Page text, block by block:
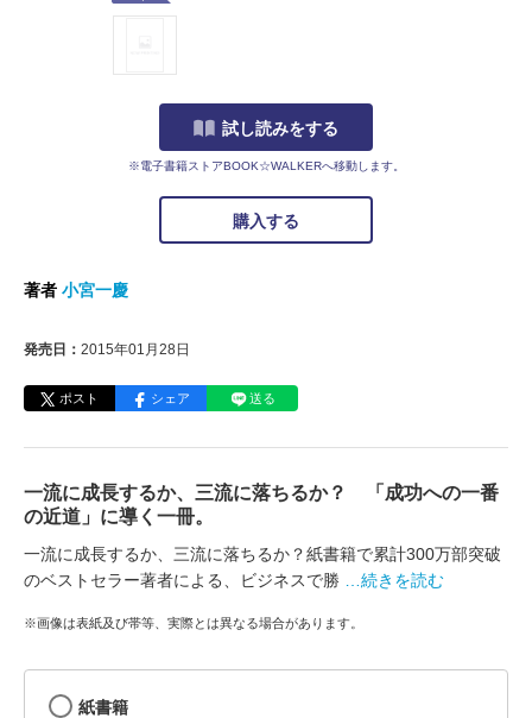
試し読みをする
※電子書籍ストアBOOK☆WALKERへ移動します。
購入する
著者 小宮一慶
発売日： 2015年01月28日
ポスト シェア 送る
一流に成長するか、三流に落ちるか？ 「成功への一番
の近道」に導く一冊。
一流に成長するか、三流に落ちるか？紙書籍で累計300万部突破
のベストセラー著者による、ビジネスで勝
…続きを読む
※画像は表紙及び帯等、実際とは異なる場合があります。
紙書籍